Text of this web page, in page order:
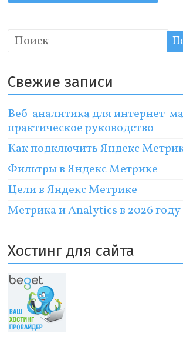
Свежие записи
Веб-аналитика для интернет-
практическое руководство
Как подключить Яндекс
Фильтры в Яндекс Метрике
Цели в Яндекс Метрике
Метрика и Analytics в 2026 году
Хостинг для сайта